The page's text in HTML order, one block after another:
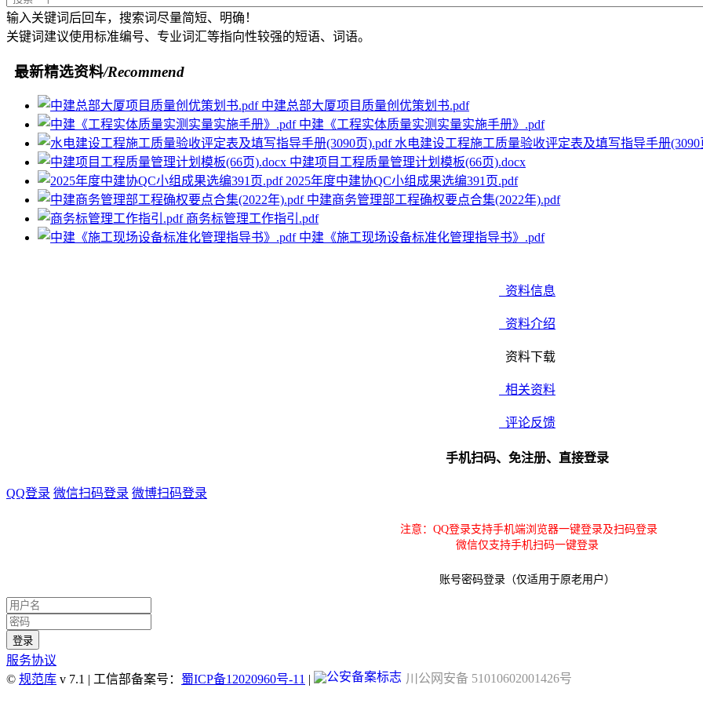
输入关键词后回车，搜索词尽量简短、明确！
关键词建议使用标准编号、专业词汇等指向性较强的短语、词语。
最新精选资料/Recommend
中建总部大厦项目质量创优策划书.pdf
中建《工程实体质量实测实量实施手册》.pdf
水电建设工程施工质量验收评定表及填写指导手册(3090
中建项目工程质量管理计划模板(66页).docx
2025年度中建协QC小组成果选编391页.pdf
中建商务管理部工程确权要点合集(2022年).pdf
商务标管理工作指引.pdf
中建《施工现场设备标准化管理指导书》.pdf
资料信息
资料介绍
资料下载
相关资料
评论反馈
手机扫码、免注册、直接登录
QQ登录 微信扫码登录 微博扫码登录
注意：QQ登录支持手机端浏览器一键登录及扫码登录
微信仅支持手机扫码一键登录
账号密码登录（仅适用于原老用户）
服务协议
© 规范库 v 7.1 | 工信部备案号： 蜀ICP备12020960号-11 | 川公网安备 51010602001426号